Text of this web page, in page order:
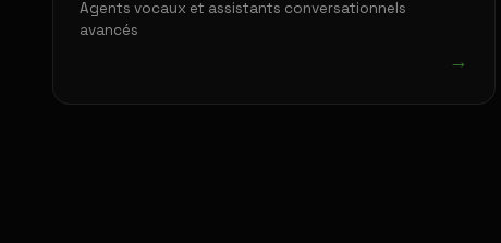
Agents vocaux et assistants conversationnels
avancés
→